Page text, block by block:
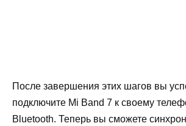
После завершения этих шагов вы
подключите Mi Band 7 к своему
Bluetooth. Теперь вы сможете